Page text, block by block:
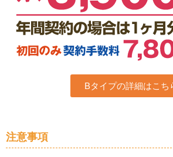
Bタイプの詳細はこち
注意事項